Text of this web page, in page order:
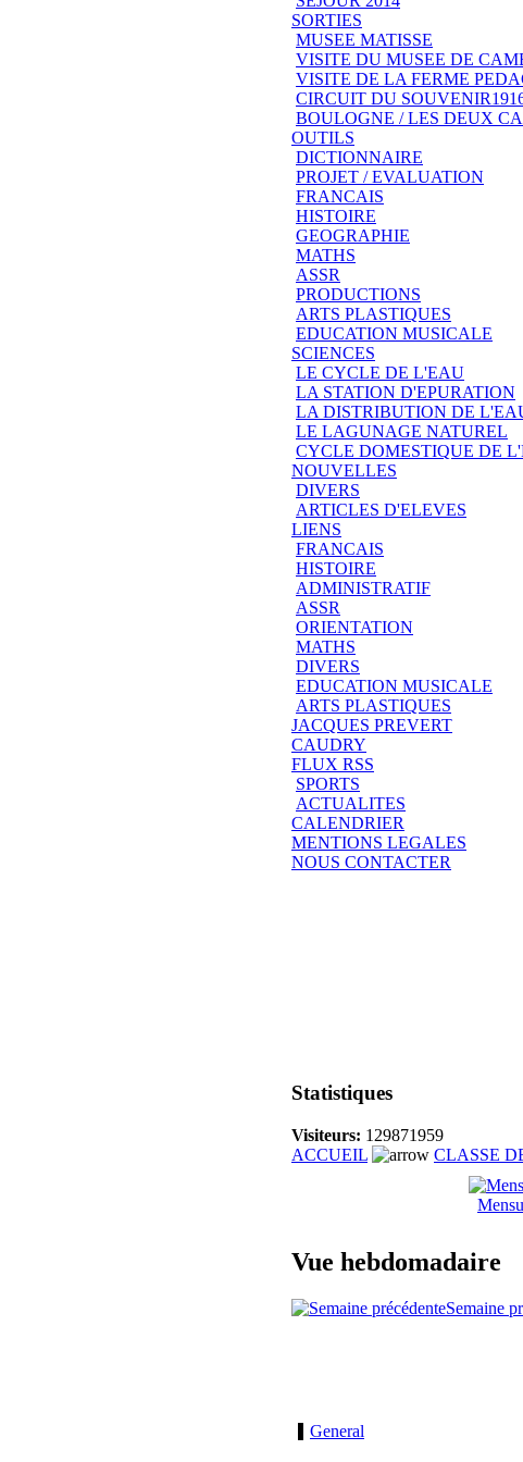
SORTIES
MUSEE MATISSE
VISITE DU MUSEE DE
VISITE DE LA FERME
CIRCUIT DU
BOULOGNE / LES DEUX
OUTILS
DICTIONNAIRE
PROJET / EVALUATION
FRANCAIS
HISTOIRE
GEOGRAPHIE
MATHS
ASSR
PRODUCTIONS
ARTS PLASTIQUES
EDUCATION MUSICALE
SCIENCES
LE CYCLE DE L'EAU
LA STATION D'EPURATION
LA DISTRIBUTION DE
LE LAGUNAGE NATUREL
CYCLE DOMESTIQUE DE
NOUVELLES
DIVERS
ARTICLES D'ELEVES
LIENS
FRANCAIS
HISTOIRE
ADMINISTRATIF
ASSR
ORIENTATION
MATHS
DIVERS
EDUCATION MUSICALE
ARTS PLASTIQUES
JACQUES PREVERT
CAUDRY
FLUX RSS
SPORTS
ACTUALITES
CALENDRIER
MENTIONS LEGALES
NOUS CONTACTER
Statistiques
Visiteurs: 129871959
ACCUEIL
CLASSE
Vue hebdomadaire
Semaine
General